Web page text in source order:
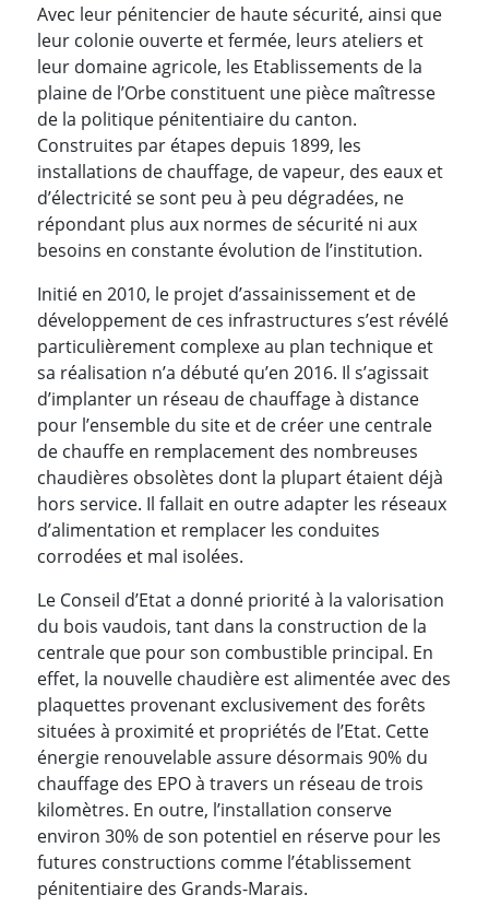
Avec leur pénitencier de haute sécurité, ainsi que
leur colonie ouverte et fermée, leurs ateliers et
leur domaine agricole, les Etablissements de la
plaine de l’Orbe constituent une pièce maîtresse
de la politique pénitentiaire du canton.
Construites par étapes depuis 1899, les
installations de chauffage, de vapeur, des eaux et
d’électricité se sont peu à peu dégradées, ne
répondant plus aux normes de sécurité ni aux
besoins en constante évolution de l’institution.
Initié en 2010, le projet d’assainissement et de
développement de ces infrastructures s’est révélé
particulièrement complexe au plan technique et
sa réalisation n’a débuté qu’en 2016. Il s’agissait
d’implanter un réseau de chauffage à distance
pour l’ensemble du site et de créer une centrale
de chauffe en remplacement des nombreuses
chaudières obsolètes dont la plupart étaient déjà
hors service. Il fallait en outre adapter les réseaux
d’alimentation et remplacer les conduites
corrodées et mal isolées.
Le Conseil d’Etat a donné priorité à la valorisation
du bois vaudois, tant dans la construction de la
centrale que pour son combustible principal. En
effet, la nouvelle chaudière est alimentée avec des
plaquettes provenant exclusivement des forêts
situées à proximité et propriétés de l’Etat. Cette
énergie renouvelable assure désormais 90% du
chauffage des EPO à travers un réseau de trois
kilomètres. En outre, l’installation conserve
environ 30% de son potentiel en réserve pour les
futures constructions comme l’établissement
pénitentiaire des Grands-Marais.